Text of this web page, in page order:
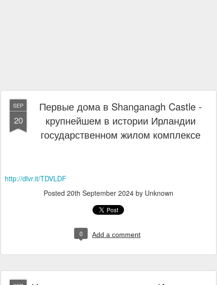
SEP
20
Первые дома в Shanganagh Castle -
крупнейшем в истории Ирландии
государственном жилом комплексе
http://dlvr.it/TDVLDF
Posted 20th September 2024 by Unknown
0 Add a comment